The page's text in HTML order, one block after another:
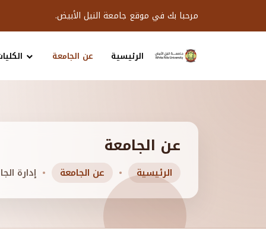
مرحبا بك في موقع جامعة النيل الأبيض.
الرئيسية عن الجامعة
عن الجامعة
الرئيسية عن الجامعة إدارة